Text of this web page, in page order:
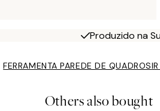
Produzido na
FERRAMENTA PAREDE DE QUADROS
Others also bought